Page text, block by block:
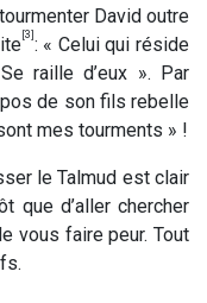
David outre
[3] : « Celui qui réside
raille d’eux ». Par
de son fils rebelle
mes tourments » !
le Talmud est clair
que d’aller chercher
vous faire peur. Tout